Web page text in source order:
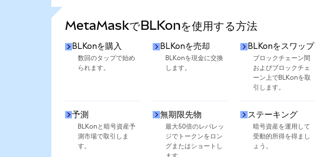
MetaMaskでBLKonを使用する方法
BLKonを購入
数回のタップで始め
られます。
BLKonを売却
BLKonを現金に交換
します。
BLKonをスワップ
ブロックチェーン間
およびブロックチェ
ーン上でBLKonを取
引します。
予測
BLKonと暗号資産予
測市場で取引しま
す。
無期限先物
最大50倍のレバレッ
ジでトークンをロン
グまたはショートし
ステーキング
暗号資産を運用して
受動的所得を得まし
ょう。